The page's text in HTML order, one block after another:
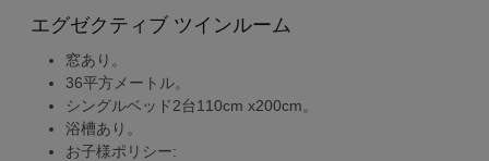
エグゼクティブ ツインルーム
窓あり。
36平方メートル。
シングルベッド2台110cm x200cm。
浴槽あり。
お子様ポリシー: